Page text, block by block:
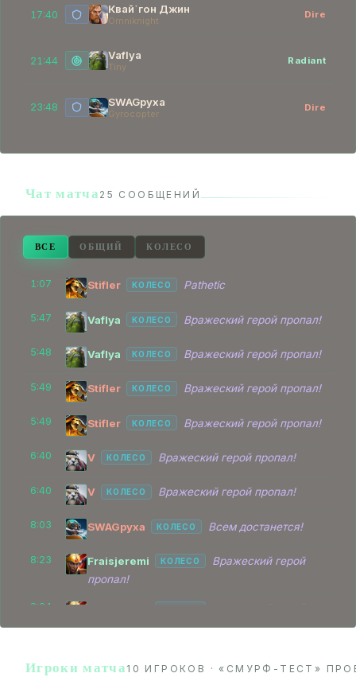
17:40 Квай`гон Джин
Omniknight
Dire
21:44 Vaflya
Tiny
Radiant
23:48 SWAGруха
Gyrocopter
Dire
Чат матча 25 СООБЩЕНИЙ
ВСЕ ОБЩИЙ КОЛЕСО
1:07 Stifler КОЛЕСО Pathetic
5:47 Vaflya КОЛЕСО Вражеский герой пропал!
5:48 Vaflya КОЛЕСО Вражеский герой пропал!
5:49 Stifler КОЛЕСО Вражеский герой пропал!
5:49 Stifler КОЛЕСО Вражеский герой пропал!
6:40 V КОЛЕСО Вражеский герой пропал!
6:40 V КОЛЕСО Вражеский герой пропал!
8:03 SWAGруха КОЛЕСО Всем достанется!
8:23 Fraisjeremi КОЛЕСО
Вражеский герой
пропал!
8:24
пропал!
Игроки матча 10 ИГРОКОВ · «СМУРФ-ТЕСТ»